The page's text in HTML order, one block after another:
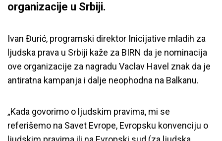
organizacije u Srbiji.
Ivan Đurić, programski direktor Inicijative mladih za
ljudska prava u Srbiji kaže za BIRN da je nominacija
ove organizacije za nagradu Vaclav Havel znak da je
antiratna kampanja i dalje neophodna na Balkanu.
„Kada govorimo o ljudskim pravima, mi se
referišemo na Savet Evrope, Evropsku konvenciju o